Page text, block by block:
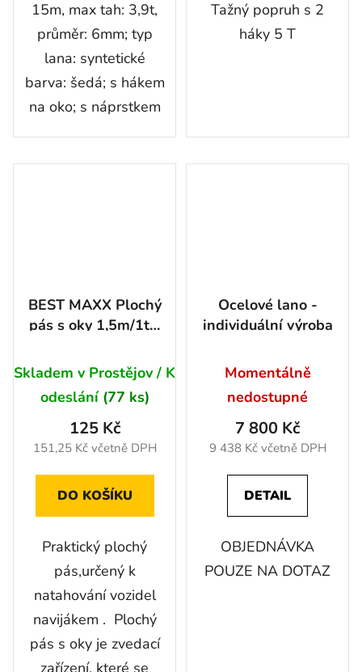
15m, max tah: 3,9t,
průměr: 6mm; typ
lana: syntetické
barva: šedá; s hákem
na oko; s náprstkem
Tažný popruh s 2
háky 5 T
BEST MAXX Plochý
pás s oky 1,5m/1t s
Skladem v Prostějov / K
odeslání (77 ks)
151,25 Kč včetně DPH
125 Kč
DO KOŠÍKU
Praktický plochý
pás,určený k
natahování vozidel
navijákem . Plochý
pás s oky je zvedací
zařízení, které se
Ocelové lano -
individuální výroba
Momentálně
nedostupné
9 438 Kč včetně DPH
7 800 Kč
DETAIL
OBJEDNÁVKA
POUZE NA DOTAZ